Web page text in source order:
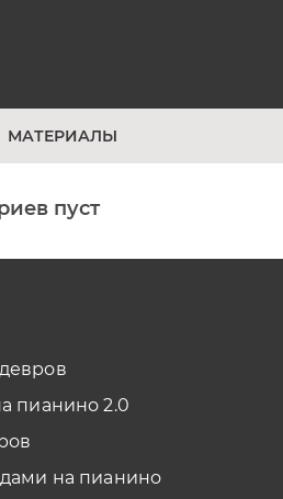
МАТЕРИАЛЫ
пуст
пианино 2.0
на пианино